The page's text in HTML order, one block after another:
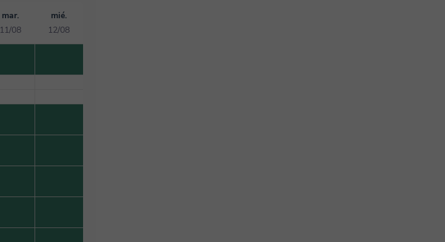
mar.
11/08
mié.
12/08